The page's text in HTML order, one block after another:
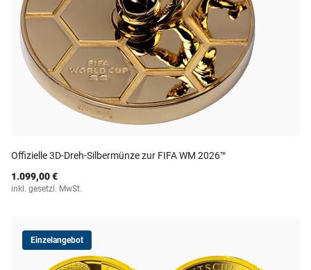
Offizielle 3D-Dreh-Silbermünze zur FIFA WM 2026™
1.099,00 €
inkl. gesetzl. MwSt.
Einzelangebot